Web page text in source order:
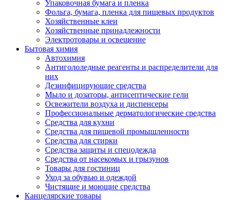
Упаковочная бумага и пленка
Фольга, бумага, пленка для пищевых продуктов
Хозяйственные клеи
Хозяйственные принадлежности
Электротовары и освещение
Бытовая химия
Автохимия
Антигололедные реагенты и распределители для
них
Дезинфицирующие средства
Мыло и дозаторы, антисептические гели
Освежители воздуха и диспенсеры
Профессиональные дерматологические средства
Средства для кухни
Средства для пищевой промышленности
Средства для стирки
Средства защиты и спецодежда
Средства от насекомых и грызунов
Товары для гостиниц
Уход за обувью и одеждой
Чистящие и моющие средства
Канцелярские товары